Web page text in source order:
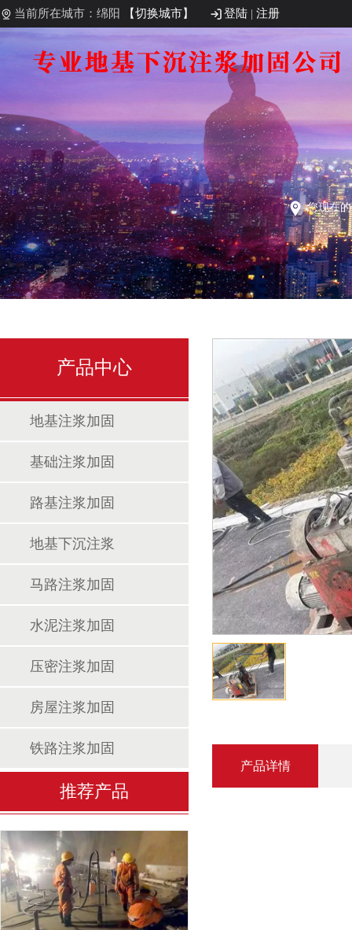
当前所在城市：绵阳 【切换城市】 登陆 | 注册
您现在
产品中心
地基注浆加固
基础注浆加固
路基注浆加固
地基下沉注浆
马路注浆加固
水泥注浆加固
压密注浆加固
房屋注浆加固
铁路注浆加固
推荐产品
产品详情